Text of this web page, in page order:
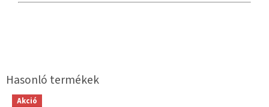
Akció